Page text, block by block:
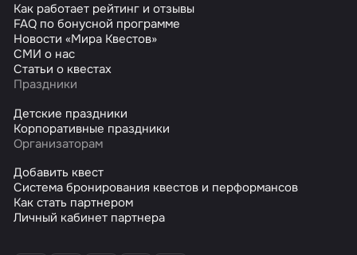
Как работает рейтинг и отзывы
FAQ по бонусной программе
Новости «Мира Квестов»
СМИ о нас
Статьи о квестах
Праздники
Детские праздники
Корпоративные праздники
Организаторам
Добавить квест
Система бронирования квестов и перформансов
Как стать партнером
Личный кабинет партнера